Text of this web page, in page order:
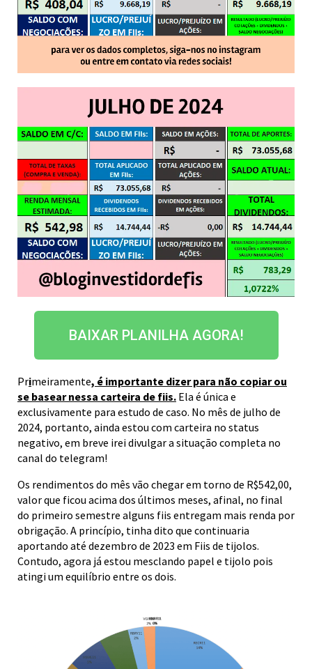
BAIXAR PLANILHA AGORA!
Primeiramente, é importante dizer para não copiar ou
se basear nessa carteira de fiis. Ela é única e
exclusivamente para estudo de caso. No mês de julho de
2024, portanto, ainda estou com carteira no status
negativo, em breve irei divulgar a situação completa no
canal do telegram!
Os rendimentos do mês vão chegar em torno de R$542,00,
valor que ficou acima dos últimos meses, afinal, no final
do primeiro semestre alguns fiis entregam mais renda por
obrigação. A princípio, tinha dito que continuaria
aportando até dezembro de 2023 em Fiis de tijolos.
Contudo, agora já estou mesclando papel e tijolo pois
atingi um equilíbrio entre os dois.